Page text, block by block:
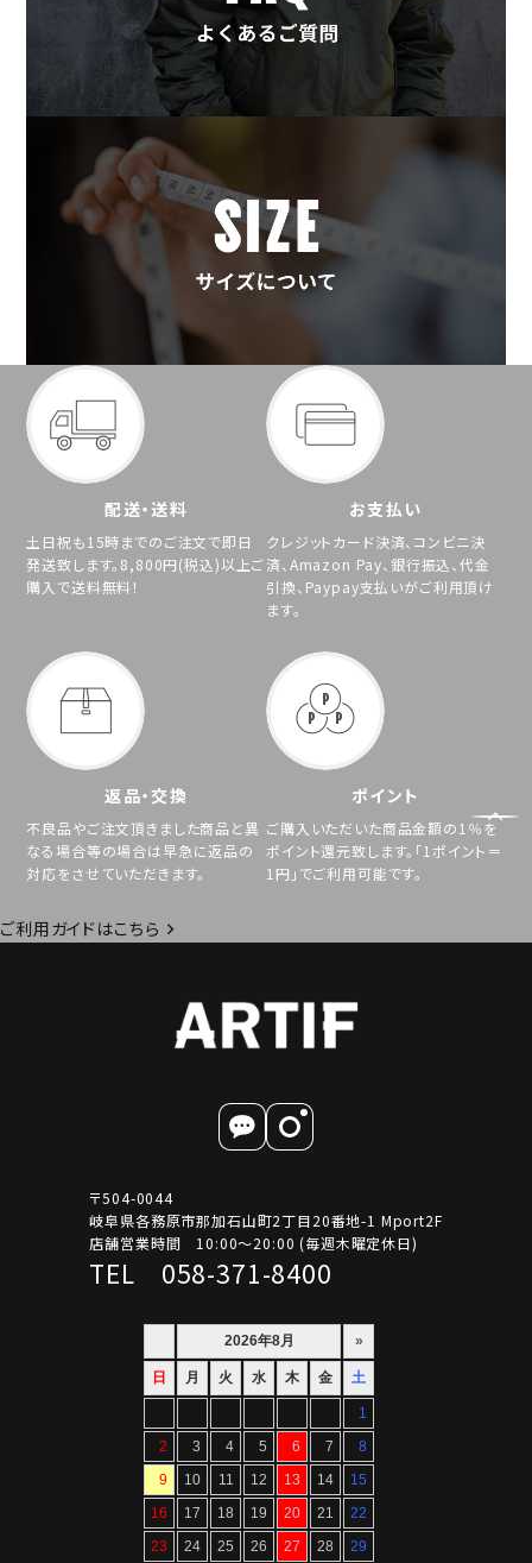
配送・送料
土日祝も15時までのご注文で即日
発送致します。8,800円(税込)以上ご
購入で送料無料！
お支払い
クレジットカード決済、コンビニ決
済、Amazon Pay、銀行振込、代金
引換、Paypay支払いがご利用頂け
ます。
返品・交換
不良品やご注文頂きました商品と異
なる場合等の場合は早急に返品の
対応をさせていただきます。
ポイント
ご購入いただいた商品金額の1％を
ポイント還元致します。「1ポイント＝
1円」でご利用可能です。
ご利用ガイドはこちら
〒504-0044
岐阜県各務原市那加石山町2丁目20番地-1 Mport2F
店舗営業時間 10:00～20:00 (毎週木曜定休日)
TEL 058-371-8400